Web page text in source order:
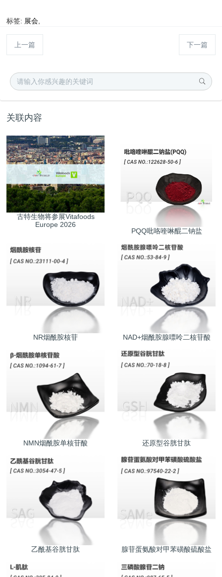
标签: 展会
上一篇 下一篇
关联内容
古特生物将参展Vitafoods
Europe 2026
PQQ吡咯喹啉醌二钠盐
NR烟酰胺核苷 NAD+烟酰胺腺嘌呤二核苷酸
NMN烟酰胺单核苷酸 还原型谷胱甘肽
乙酰基谷胱甘肽 腺苷蛋氨酸对甲苯磺酸硫酸盐